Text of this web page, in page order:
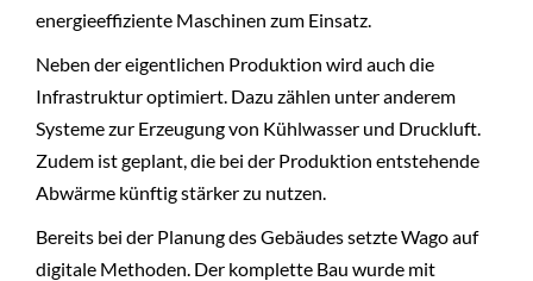
energieeffiziente Maschinen zum Einsatz.
Neben der eigentlichen Produktion wird auch die
Infrastruktur optimiert. Dazu zählen unter anderem
Systeme zur Erzeugung von Kühlwasser und Druckluft.
Zudem ist geplant, die bei der Produktion entstehende
Abwärme künftig stärker zu nutzen.
Bereits bei der Planung des Gebäudes setzte Wago auf
digitale Methoden. Der komplette Bau wurde mit